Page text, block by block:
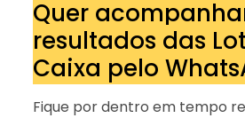
Quer
resultados das
Caixa pelo
Fique por dentro em tempo